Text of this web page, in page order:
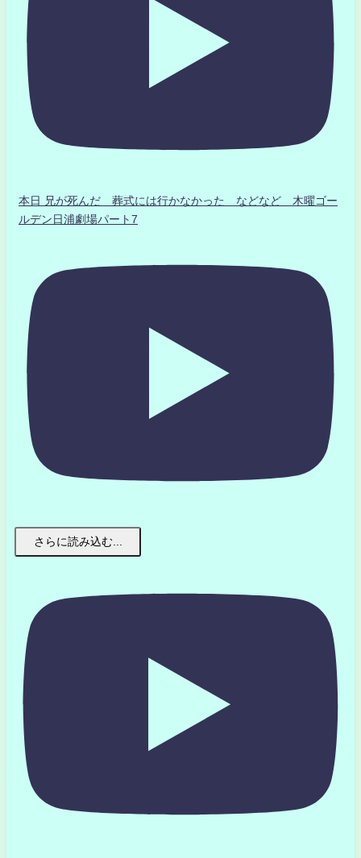
本日 兄が死んだ 葬式には行かなかった などなど 木曜ゴー
ルデン日浦劇場パート7
さらに読み込む...